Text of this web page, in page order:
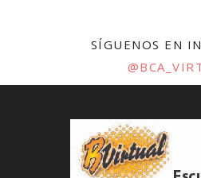
SÍGUENOS EN